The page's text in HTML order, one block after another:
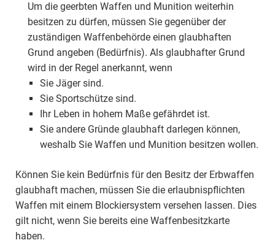
Um die geerbten Waffen und Munition weiterhin
besitzen zu dürfen, müssen Sie gegenüber der
zuständigen Waffenbehörde einen glaubhaften
Grund angeben (Bedürfnis). Als glaubhafter Grund
wird in der Regel anerkannt, wenn
Sie Jäger sind.
Sie Sportschütze sind.
Ihr Leben in hohem Maße gefährdet ist.
Sie andere Gründe glaubhaft darlegen können,
weshalb Sie Waffen und Munition besitzen wollen.
Können Sie kein Bedürfnis für den Besitz der Erbwaffen
glaubhaft machen, müssen Sie die erlaubnispflichten
Waffen mit einem Blockiersystem versehen lassen. Dies
gilt nicht, wenn Sie bereits eine Waffenbesitzkarte
haben.